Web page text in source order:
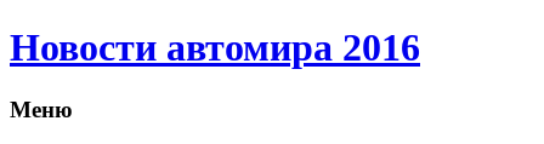
Новости автомира 2016
Меню